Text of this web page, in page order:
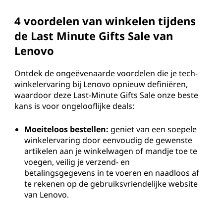
4 voordelen van winkelen tijdens
de Last Minute Gifts Sale van
Lenovo
Ontdek de ongeëvenaarde voordelen die je tech-
winkelervaring bij Lenovo opnieuw definiëren,
waardoor deze Last-Minute Gifts Sale onze beste
kans is voor ongelooflijke deals:
Moeiteloos bestellen: geniet van een soepele
winkelervaring door eenvoudig de gewenste
artikelen aan je winkelwagen of mandje toe te
voegen, veilig je verzend- en
betalingsgegevens in te voeren en naadloos af
te rekenen op de gebruiksvriendelijke website
van Lenovo.